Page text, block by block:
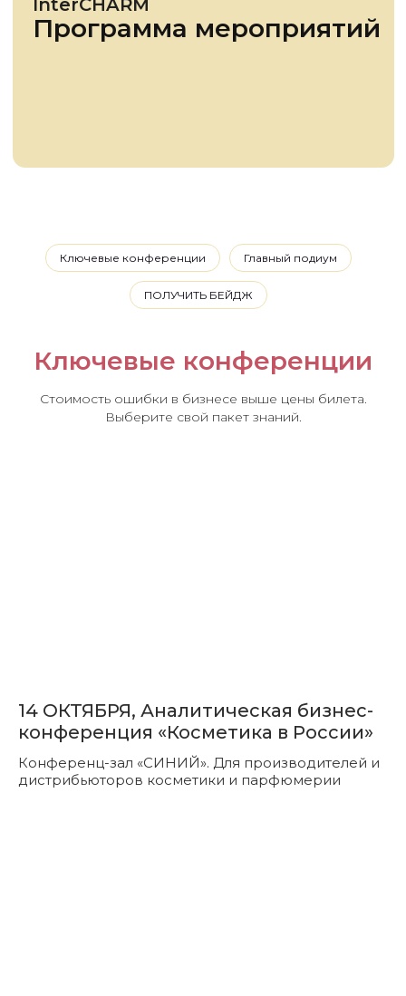
Ключевые конференции Главный подиум
ПОЛУЧИТЬ БЕЙДЖ
Ключевые конференции
Стоимость ошибки в бизнесе выше цены билета.
Выберите свой пакет знаний.
14 ОКТЯБРЯ, Аналитическая бизнес-
конференция «Косметика в России»
Конференц-зал «СИНИЙ». Для производителей и
дистрибьюторов косметики и парфюмерии